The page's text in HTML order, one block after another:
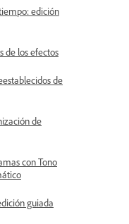
edición
de los efectos
de
de
con Tono
guiada